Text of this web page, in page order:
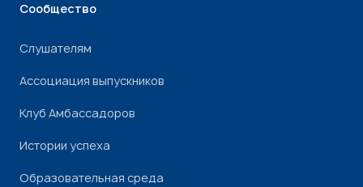
Сообщество
Слушателям
Ассоциация выпускников
Клуб Амбассадоров
Истории успеха
Образовательная среда